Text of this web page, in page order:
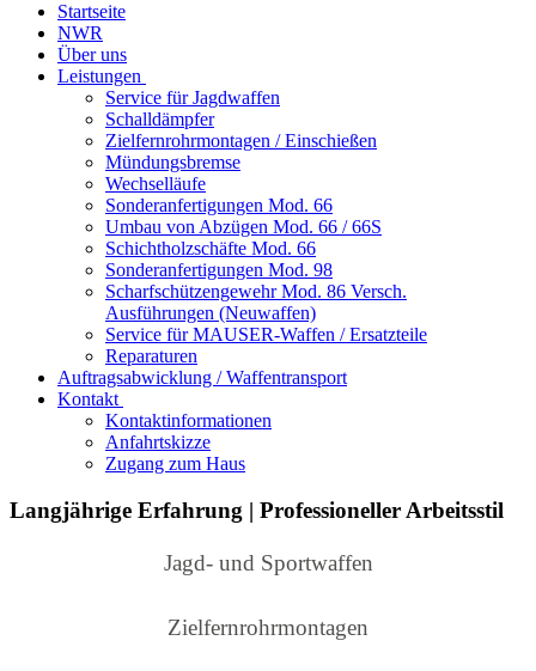
Startseite
NWR
Über uns
Leistungen
Service für Jagdwaffen
Schalldämpfer
Zielfernrohrmontagen / Einschießen
Mündungsbremse
Wechselläufe
Sonderanfertigungen Mod. 66
Umbau von Abzügen Mod. 66 / 66S
Schichtholzschäfte Mod. 66
Sonderanfertigungen Mod. 98
Scharfschützengewehr Mod. 86 Versch.
Ausführungen (Neuwaffen)
Service für MAUSER-Waffen / Ersatzteile
Reparaturen
Auftragsabwicklung / Waffentransport
Kontakt
Kontaktinformationen
Anfahrtskizze
Zugang zum Haus
Langjährige Erfahrung | Professioneller Arbeitsstil
Jagd- und Sportwaffen
Zielfernrohrmontagen